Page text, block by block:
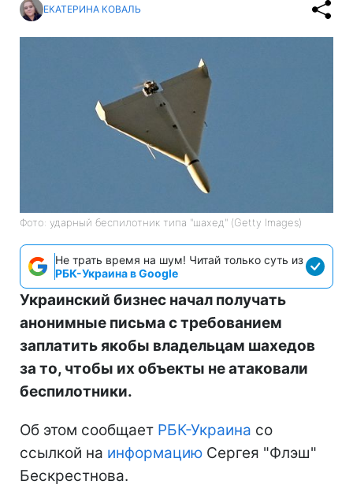
ЕКАТЕРИНА КОВАЛЬ
Фото: ударный беспилотник типа "шахед" (Getty Images)
Не трать время на шум! Читай только суть из
РБК-Украина в Google
Украинский бизнес начал получать
анонимные письма с требованием
заплатить якобы владельцам шахедов
за то, чтобы их объекты не атаковали
беспилотники.
Об этом сообщает РБК-Украина со
ссылкой на информацию Сергея "Флэш"
Бескрестнова.